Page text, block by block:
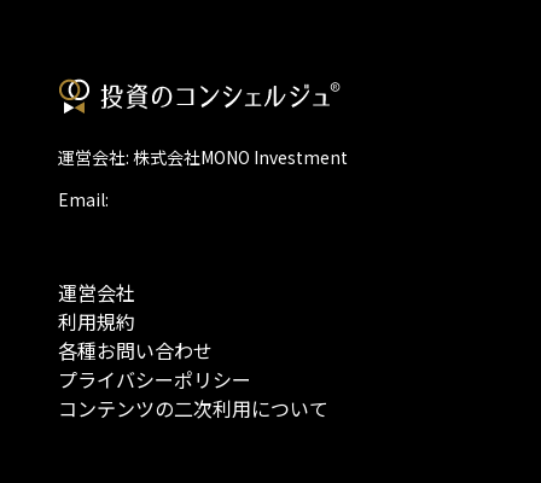
運営会社: 株式会社MONO Investment
Email:
運営会社
利用規約
各種お問い合わせ
プライバシーポリシー
コンテンツの二次利用について